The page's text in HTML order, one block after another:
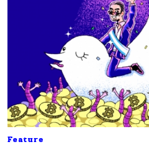
Feature
ค้นหา
SHARE TWEET LINE